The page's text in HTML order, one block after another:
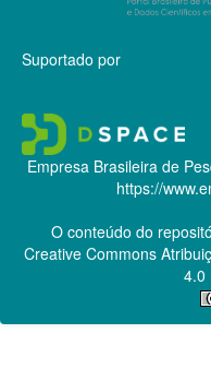
Suportado por
Empresa Brasileira de
https://
O conteúdo do
Creative Commons
4.0